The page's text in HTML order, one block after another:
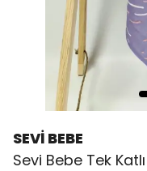
SEVİ BEBE
Sevi Bebe Tek